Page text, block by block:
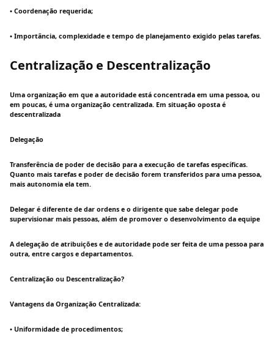
• Coordenação requerida;
• Importância, complexidade e tempo de planejamento exigido pelas tarefas.
Centralização e Descentralização
Uma organização em que a autoridade está concentrada em uma pessoa, ou
em poucas, é uma organização centralizada. Em situação oposta é
descentralizada
Delegação
Transferência de poder de decisão para a execução de tarefas específicas.
Quanto mais tarefas e poder de decisão forem transferidos para uma pessoa,
mais autonomia ela tem.
Delegar é diferente de dar ordens e o dirigente que sabe delegar pode
supervisionar mais pessoas, além de promover o desenvolvimento da equipe
A delegação de atribuições e de autoridade pode ser feita de uma pessoa para
outra, entre cargos e departamentos.
Centralização ou Descentralização?
Vantagens da Organização Centralizada:
• Uniformidade de procedimentos;